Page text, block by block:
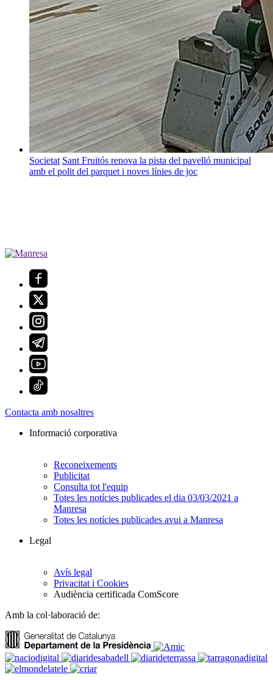
Societat Sant Fruitós renova la pista del pavelló municipal
amb el polit del parquet i noves línies de joc
Contacta amb nosaltres
Informació corporativa
Reconeixements
Publicitat
Consulta tot l'equip
Totes les notícies publicades el dia 03/03/2021 a
Manresa
Totes les notícies publicades avui a Manresa
Legal
Avís legal
Privacitat i Cookies
Audiència certificada ComScore
Amb la col·laboració de: